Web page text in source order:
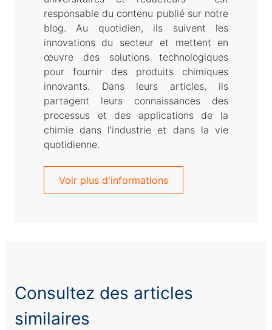
responsable du contenu publié sur notre
blog. Au quotidien, ils suivent les
innovations du secteur et mettent en
œuvre des solutions technologiques
pour fournir des produits chimiques
innovants. Dans leurs articles, ils
partagent leurs connaissances des
processus et des applications de la
chimie dans l’industrie et dans la vie
quotidienne.
Voir plus d'informations
Consultez des articles
similaires